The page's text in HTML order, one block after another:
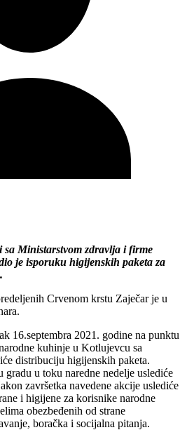
Ministarstvom zdravlja i firme
je isporuku higijenskih paketa za
Crvenom krstu Zaječar je u
16.septembra 2021. godine na punktu
kuhinje u Kotlujevcu sa
distribuciju higijenskih paketa.
u toku naredne nedelje uslediće
završetka navedene akcije uslediće
i higijene za korisnike narodne
obezbeđenih od strane
boračka i socijalna pitanja.